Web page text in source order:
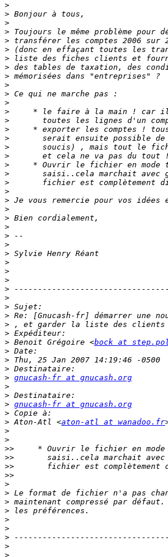
>
>
>
>
>
>
>
>
>
>
>
>
>
>
>
>
>
>
>
>
>
>
>
>
>
>
>
>
>
>
>
>
>
>
>
>
>
>
> Benoit Grégoire <bock at
>
>
>
> gnucash-fr at gnucash.org
>
>
> gnucash-fr at gnucash.org
>
> Aton-Atl <aton-atl at wanadoo.fr
>
>
>>
>>
>>
>>
>
>
>
>
>
>
>
>
>